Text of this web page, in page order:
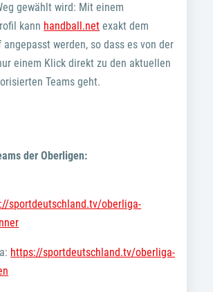
gewählt wird: Mit einem
kann handball.net exakt dem
werden, so dass es von der
einem Klick direkt zu den aktuellen
Teams geht.
der Oberligen:
sportdeutschland.tv/oberliga-
https://sportdeutschland.tv/oberliga-